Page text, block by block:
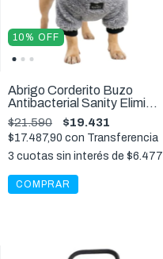
10% OFF
Abrigo Corderito Buzo
Antibacterial Sanity Elimina
Olores Perros Talle 5
$21.590 $19.431
$17.487,90 con Transferencia
3 cuotas sin interés de $6.477
COMPRAR